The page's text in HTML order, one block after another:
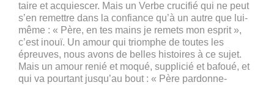
taire et acquiescer. Mais un Verbe crucifié qui ne peut
s’en remettre dans la confiance qu’à un autre que lui-
même : « Père, en tes mains je remets mon esprit »,
c’est inouï. Un amour qui triomphe de toutes les
épreuves, nous avons de belles histoires à ce sujet.
Mais un amour renié et moqué, supplicié et bafoué, et
qui va pourtant jusqu’au bout : « Père pardonne-